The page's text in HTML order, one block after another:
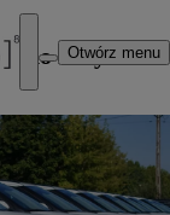
Otwórz menu
do floty